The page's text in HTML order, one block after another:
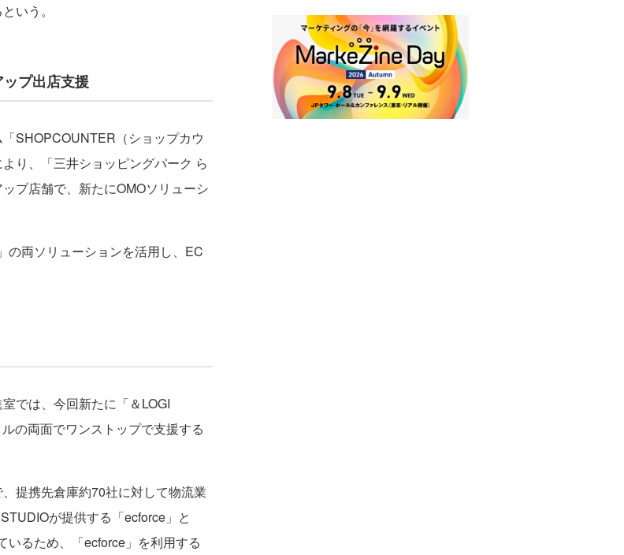
いう。
プ出店支援
SHOPCOUNTER（ショップカウ
り、「三井ショッピングパーク ら
プ店舗で、新たにOMOソリューシ
両ソリューションを活用し、EC
では、今回新たに「＆LOGI
の両面でワンストップで支援する
提携先倉庫約70社に対して物流業
が提供する「ecforce」と
いるため、「ecforce」を利用する